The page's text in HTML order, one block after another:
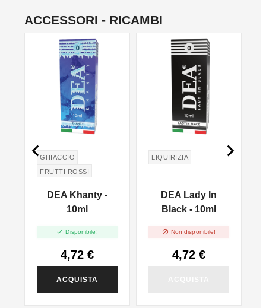
ACCESSORI - RICAMBI
GHIACCIO
FRUTTI ROSSI
DEA Khanty -
10ml
 Disponibile!
4,72 €
ACQUISTA
LIQUIRIZIA
DEA Lady In
Black - 10ml
 Non disponibile!
4,72 €
 